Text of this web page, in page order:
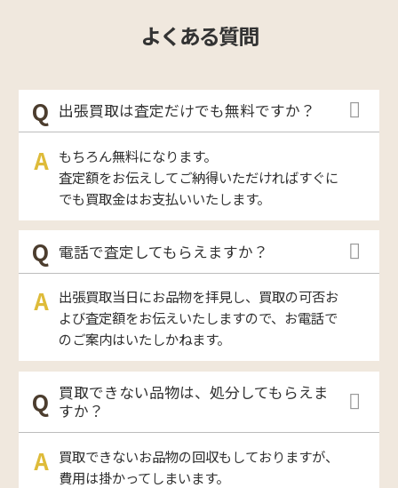
よくある質問
出張買取は査定だけでも無料ですか？
もちろん無料になります。
査定額をお伝えしてご納得いただければすぐに
でも買取金はお支払いいたします。
電話で査定してもらえますか？
出張買取当日にお品物を拝見し、買取の可否お
よび査定額をお伝えいたしますので、お電話で
のご案内はいたしかねます。
買取できない品物は、処分してもらえま
すか？
買取できないお品物の回収もしておりますが、
費用は掛かってしまいます。